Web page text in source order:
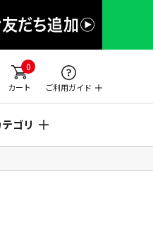
0
カート ご利用ガイド
ゴリ